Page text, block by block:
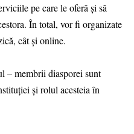
pe care le oferă și să
În total, vor fi organizate
cât și online.
– membrii diasporei sunt
și rolul acesteia în